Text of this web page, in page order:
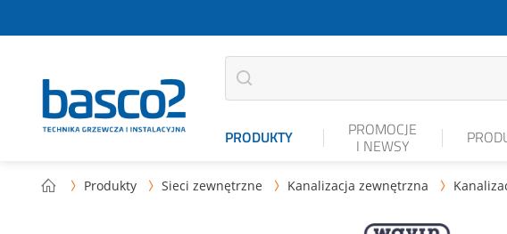
PRODUKTY PROMOCJE
I NEWSY
 Produkty  Sieci zewnętrzne  Kanalizacja zewnętrzna 